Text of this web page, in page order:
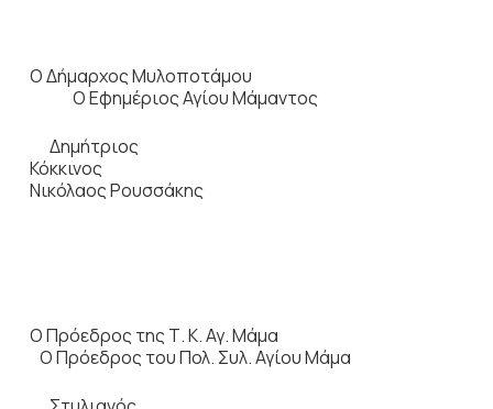
Ο Δήμαρχος Μυλοποτάμου
Ο Εφημέριος Αγίου Μάμαντος
Δημήτριος
Κόκκινος
Νικόλαος Ρουσσάκης
Ο Πρόεδρος της Τ. Κ. Αγ. Μάμα
Ο Πρόεδρος του Πολ. Συλ. Αγίου Μάμα